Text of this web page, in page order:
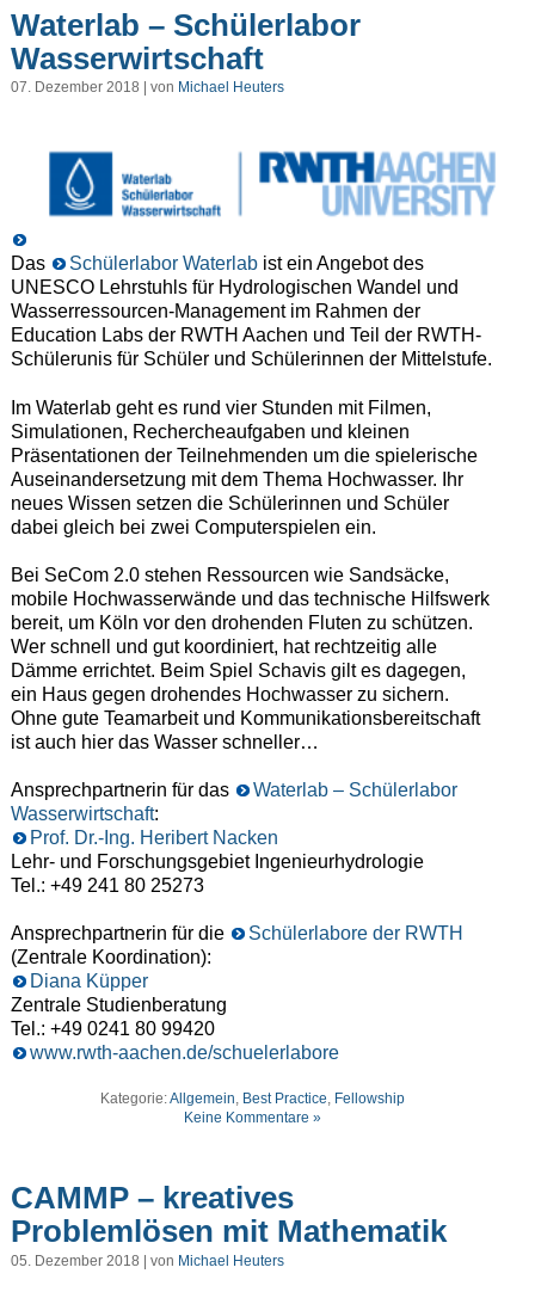
Waterlab – Schülerlabor
Wasserwirtschaft
07. Dezember 2018 | von Michael Heuters
Das Schülerlabor Waterlabist ein Angebot des
UNESCO Lehrstuhls für Hydrologischen Wandel und
Wasserressourcen-Management im Rahmen der
Education Labs der RWTH Aachen und Teil der RWTH-
Schülerunis für Schüler und Schülerinnen der Mittelstufe.
Im Waterlab geht es rund vier Stunden mit Filmen,
Simulationen, Rechercheaufgaben und kleinen
Präsentationen der Teilnehmenden um die spielerische
Auseinandersetzung mit dem Thema Hochwasser. Ihr
neues Wissen setzen die Schülerinnen und Schüler
dabei gleich bei zwei Computerspielen ein.
Bei SeCom 2.0 stehen Ressourcen wie Sandsäcke,
mobile Hochwasserwände und das technische Hilfswerk
bereit, um Köln vor den drohenden Fluten zu schützen.
Wer schnell und gut koordiniert, hat rechtzeitig alle
Dämme errichtet. Beim Spiel Schavis gilt es dagegen,
ein Haus gegen drohendes Hochwasser zu sichern.
Ohne gute Teamarbeit und Kommunikationsbereitschaft
ist auch hier das Wasser schneller…
Ansprechpartnerin für das
Waterlab – Schülerlabor
Wasserwirtschaft:
Prof. Dr.-Ing. Heribert Nacken
Lehr- und Forschungsgebiet Ingenieurhydrologie
Tel.: +49 241 80 25273
Ansprechpartnerin für die
Schülerlabore der RWTH
(Zentrale Koordination):
Diana Küpper
Zentrale Studienberatung
Tel.: +49 0241 80 99420
www.rwth-aachen.de/schuelerlabore
Kategorie:Allgemein Best Practice Fellowship
Keine Kommentare »
CAMMP – kreatives
Problemlösen mit Mathematik
05. Dezember 2018 | von Michael Heuters